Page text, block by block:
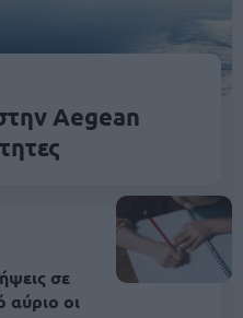
Aegean
σε
αύριο οι